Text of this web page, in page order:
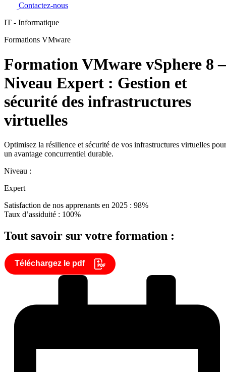
Contactez-nous
IT - Informatique
Formations VMware
Formation VMware vSphere 8 –
Niveau Expert : Gestion et
sécurité des infrastructures
virtuelles
Optimisez la résilience et sécurité de vos infrastructures virtuelles pour
un avantage concurrentiel durable.
Niveau :
Expert
Satisfaction de nos apprenants en 2025 : 98%
Taux d’assiduité : 100%
Tout savoir sur votre formation :
Téléchargez le pdf